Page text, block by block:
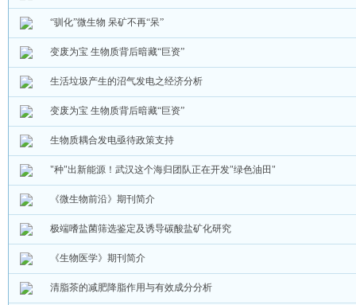
“驯化”微生物 呆矿不再“呆”
变废为宝 生物质背后暗藏“巨资”
生活垃圾产生的沼气发电之经济分析
变废为宝 生物质背后暗藏“巨资”
生物质耦合发电亟待政策支持
"种"出新能源！武汉这个海归团队正在开发"绿色油田"
《微生物前沿》期刊简介
极端嗜盐菌筛选鉴定及诱导碳酸盐矿化研究
《生物医学》期刊简介
清脂茶的减肥降脂作用与有效成分分析